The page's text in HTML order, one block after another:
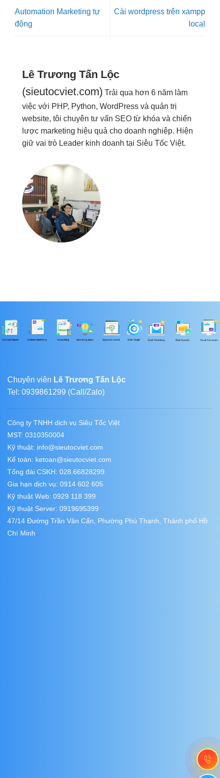
Automation Marketing tự
động
Cài wordpress trên xampp
local
Lê Trương Tấn Lộc
(sieutocviet.com) Trải qua hơn 6 năm làm
việc với PHP, Python, WordPress và quản trị
website, tôi chuyên tư vấn SEO từ khóa và chiến
lược marketing hiệu quả cho doanh nghiệp. Hiện
giữ vai trò Leader kinh doanh tại Siêu Tốc Việt.
Chuyên viên Lê Trương Tấn Lộc
Tel: 0939861299 (Call/Zalo)
Công ty TNHH dịch vụ Siêu Tốc Việt
MST: 0310350004
Kỹ thuật: info@sieutocviet.com
Kế toán: ketoan@sieutocviet.com
Tổng đài CSKH: 028.66828299
Gia hạn dịch vụ: 0914 602 605
Kỹ thuật Web: 0929 118 399
Kỹ thuật Server: 0919695399
47/14 Đường Trần Văn Cẩn, Phường Phú Thạnh, Thành phố Hồ
Chí Minh